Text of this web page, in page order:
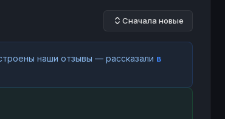
Сначала новые
наши отзывы — рассказали в